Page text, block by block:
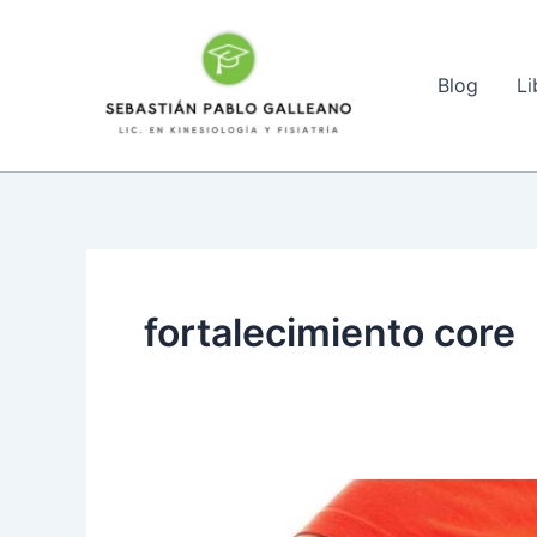
Blog
fortalecimiento core